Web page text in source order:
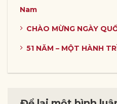
Nam
CHÀO MỪNG NGÀY
51 NĂM – MỘT HÀNH